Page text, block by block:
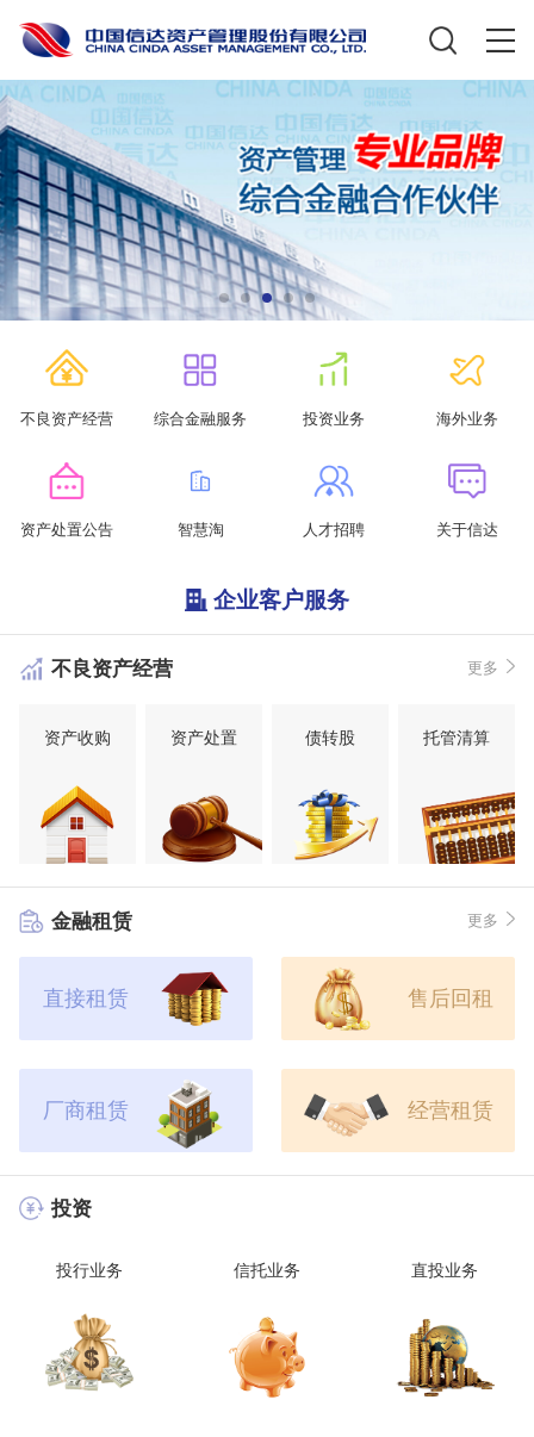
不良资产经营 综合金融服务 投资业务 海外业务
资产处置公告 智慧淘 人才招聘 关于信达
企业客户服务
不良资产经营 更多
资产收购 资产处置 债转股 托管清算
金融租赁 更多
直接租赁 售后回租
厂商租赁 经营租赁
投资
投行业务 信托业务 直投业务